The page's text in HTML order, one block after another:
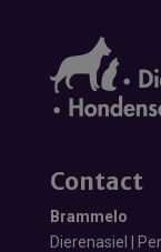
Contact
Brammelo
Dierenasiel |